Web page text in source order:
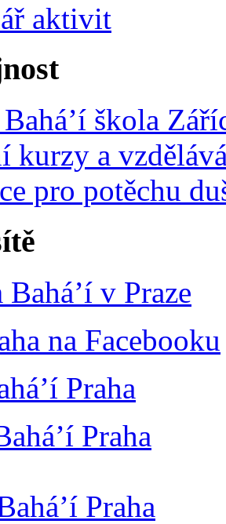
aktivit
škola
kurzy a
pro potěchu
v Praze
na Facebooku
Praha
Praha
Praha